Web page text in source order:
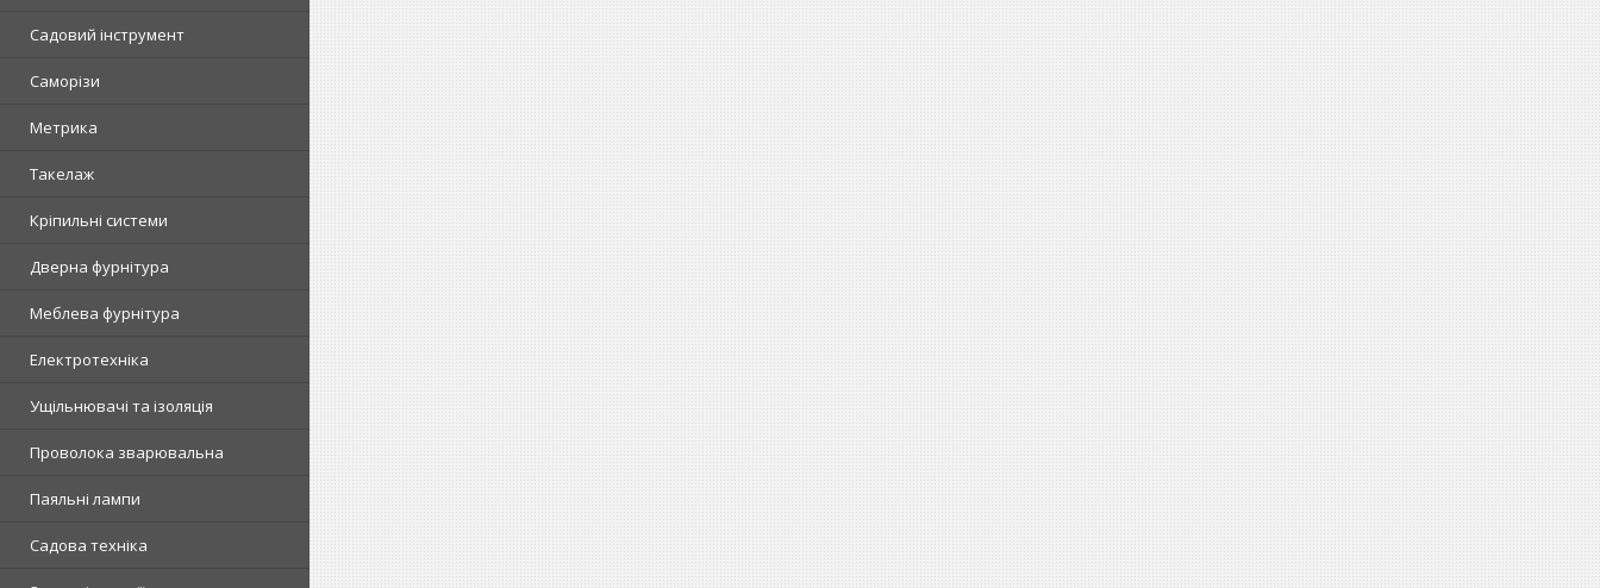
Садовий інструмент
Саморізи
Метрика
Такелаж
Кріпильні системи
Дверна фурнітура
Меблева фурнітура
Електротехніка
Ущільнювачі та ізоляція
Проволока зварювальна
Паяльні лампи
Садова техніка